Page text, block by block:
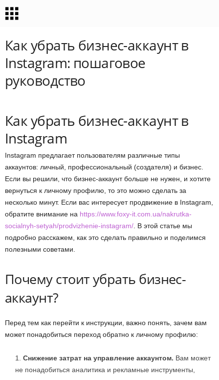
Как убрать бизнес-аккаунт в
Instagram: пошаговое
руководство
Как убрать бизнес-аккаунт в
Instagram
Instagram предлагает пользователям различные типы
аккаунтов: личный, профессиональный (создателя) и бизнес.
Если вы решили, что бизнес-аккаунт больше не нужен, и хотите
вернуться к личному профилю, то это можно сделать за
несколько минут. Если вас интересует продвижение в Instagram,
обратите внимание на https://www.foxy-it.com.ua/nakrutka-
socialnyh-setyah/prodvizhenie-instagram/ . В этой статье мы
подробно расскажем, как это сделать правильно и поделимся
полезными советами.
Почему стоит убрать бизнес-
аккаунт?
Перед тем как перейти к инструкции, важно понять, зачем вам
может понадобиться переход обратно к личному профилю:
Снижение затрат на управление аккаунтом. Вам может
не понадобиться аналитика и рекламные инструменты,